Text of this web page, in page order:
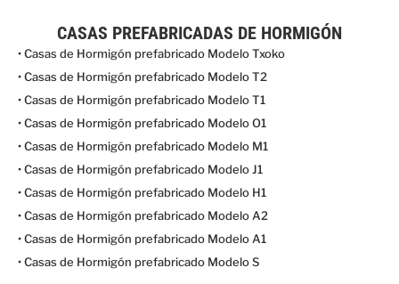
CASAS PREFABRICADAS DE HORMIGÓN
• Casas de Hormigón prefabricado Modelo Txoko
• Casas de Hormigón prefabricado Modelo T2
• Casas de Hormigón prefabricado Modelo T1
• Casas de Hormigón prefabricado Modelo O1
• Casas de Hormigón prefabricado Modelo M1
• Casas de Hormigón prefabricado Modelo J1
• Casas de Hormigón prefabricado Modelo H1
• Casas de Hormigón prefabricado Modelo A2
• Casas de Hormigón prefabricado Modelo A1
• Casas de Hormigón prefabricado Modelo S